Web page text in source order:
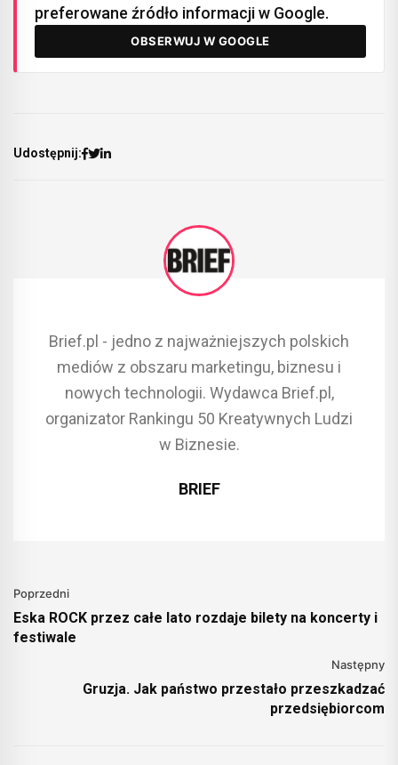
preferowane źródło informacji w Google.
OBSERWUJ W GOOGLE
Udostępnij:
Brief.pl - jedno z najważniejszych polskich
mediów z obszaru marketingu, biznesu i
nowych technologii. Wydawca Brief.pl,
organizator Rankingu 50 Kreatywnych Ludzi
w Biznesie.
BRIEF
Poprzedni
Eska ROCK przez całe lato rozdaje bilety na koncerty i
festiwale
Następny
Gruzja. Jak państwo przestało przeszkadzać
przedsiębiorcom